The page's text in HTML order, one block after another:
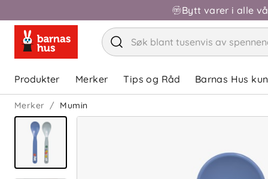
Bytt varer i alle
Produkter Merker Tips og Råd Barnas Hus
Merker Mumin